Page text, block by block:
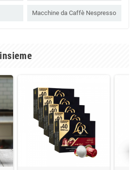
Macchine da Caffè Nespresso